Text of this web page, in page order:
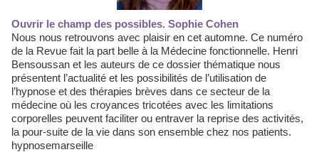
Ouvrir le champ des possibles. Sophie Cohen
Nous nous retrouvons avec plaisir en cet automne. Ce numéro
de la Revue fait la part belle à la Médecine fonctionnelle. Henri
Bensoussan et les auteurs de ce dossier thématique nous
présentent l’actualité et les possibilités de l’utilisation de
l’hypnose et des thérapies brèves dans ce secteur de la
médecine où les croyances tricotées avec les limitations
corporelles peuvent faciliter ou entraver la reprise des activités,
la pour-suite de la vie dans son ensemble chez nos patients.
hypnosemarseille